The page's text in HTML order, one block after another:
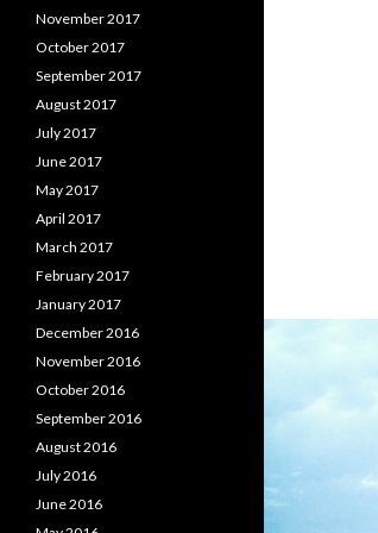
November 2017
October 2017
September 2017
August 2017
July 2017
June 2017
May 2017
April 2017
March 2017
February 2017
January 2017
December 2016
November 2016
October 2016
September 2016
August 2016
July 2016
June 2016